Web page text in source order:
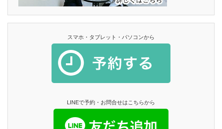
スマホ・タブレット・パソコンから
LINEで予約・お問合せはこちらから